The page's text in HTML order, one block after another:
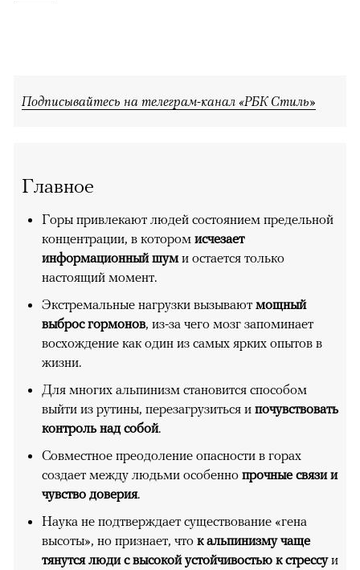
Подписывайтесь на телеграм-канал «РБК Стиль»
Главное
Горы привлекают людей состоянием предельной
концентрации, в котором исчезает
информационный шуми остается только
настоящий момент.
Экстремальные нагрузки вызывают мощный
выброс гормонов, из-за чего мозг запоминает
восхождение как один из самых ярких опытов в
жизни.
Для многих альпинизм становится способом
выйти из рутины, перезагрузиться и почувствовать
контроль над собой.
Совместное преодоление опасности в горах
создает между людьми особенно прочные связи и
чувство доверия.
Наука не подтверждает существование «гена
высоты», но признает, что к альпинизму чаще
тянутся люди с высокой устойчивостью к стрессуи